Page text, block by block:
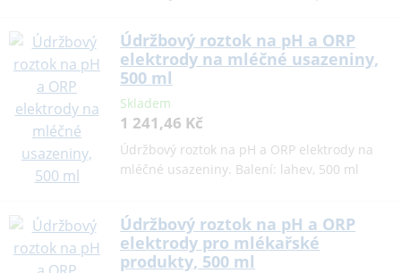
Údržbový roztok na pH a ORP
elektrody na mléčné usazeniny,
500 ml
Skladem
1 241,46 Kč
Údržbový roztok na pH a ORP elektrody na
mléčné usazeniny. Balení: lahev, 500 ml
Údržbový roztok na pH a ORP
elektrody pro mlékařské
produkty, 500 ml